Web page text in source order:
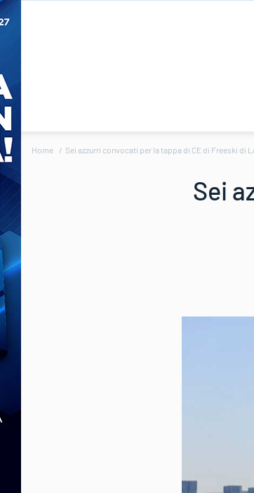
Home Sei azzurri convocati per la tappa di CE di Freeski di
Sei